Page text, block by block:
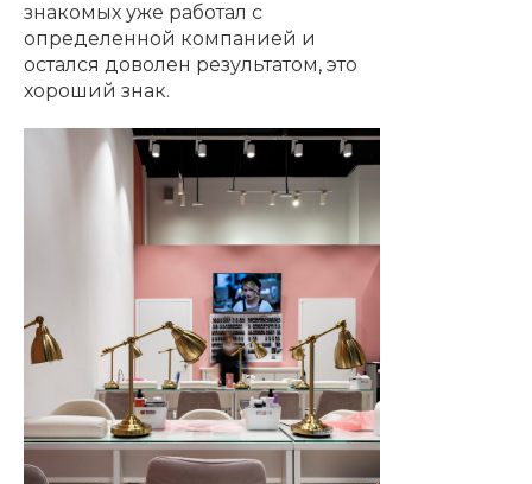
знакомых уже работал с
определенной компанией и
остался доволен результатом, это
хороший знак.